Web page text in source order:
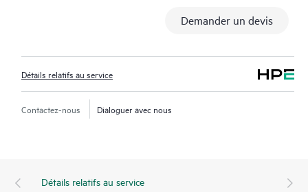
Demander un devis
Détails relatifs au service
Contactez-nous Dialoguer avec nous
Détails relatifs au service